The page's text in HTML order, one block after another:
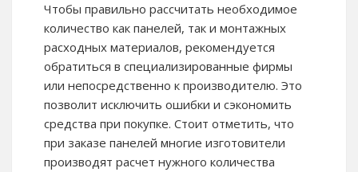
Чтобы правильно рассчитать необходимое
количество как панелей, так и монтажных
расходных материалов, рекомендуется
обратиться в специализированные фирмы
или непосредственно к производителю. Это
позволит исключить ошибки и сэкономить
средства при покупке. Стоит отметить, что
при заказе панелей многие изготовители
производят расчет нужного количества